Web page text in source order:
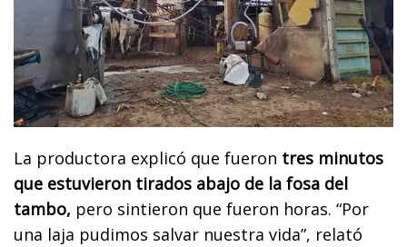
La productora explicó que fueron tres minutos
que estuvieron tirados abajo de la fosa del
tambo, pero sintieron que fueron horas. “Por
una laja pudimos salvar nuestra vida”, relató